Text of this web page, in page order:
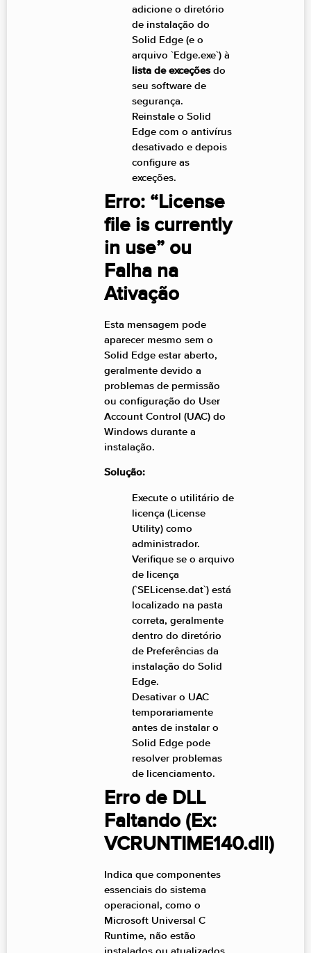
adicione o diretório
de instalação do
Solid Edge (e o
arquivo `Edge.exe`) à
lista de exceções do
seu software de
segurança.
Reinstale o Solid
Edge com o antivírus
desativado e depois
configure as
exceções.
Erro: “License
file is currently
in use” ou
Falha na
Ativação
Esta mensagem pode
aparecer mesmo sem o
Solid Edge estar aberto,
geralmente devido a
problemas de permissão
ou configuração do User
Account Control (UAC) do
Windows durante a
instalação.
Solução:
Execute o utilitário de
licença (License
Utility) como
administrador.
Verifique se o arquivo
de licença
(`SELicense.dat`) está
localizado na pasta
correta, geralmente
dentro do diretório
de Preferências da
instalação do Solid
Edge.
Desativar o UAC
temporariamente
antes de instalar o
Solid Edge pode
resolver problemas
de licenciamento.
Erro de DLL
Faltando (Ex:
VCRUNTIME140.dll)
Indica que componentes
essenciais do sistema
operacional, como o
Microsoft Universal C
Runtime, não estão